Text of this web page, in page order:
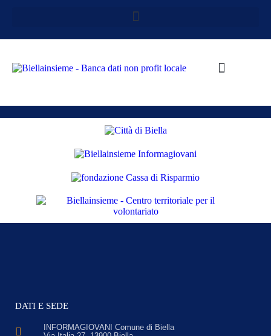
DATI E SEDE
INFORMAGIOVANI Comune di Biella